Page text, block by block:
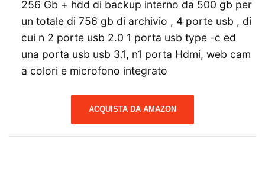
256 Gb + hdd di backup interno da 500 gb per
un totale di 756 gb di archivio , 4 porte usb , di
cui n 2 porte usb 2.0 1 porta usb type -c ed
una porta usb usb 3.1, n1 porta Hdmi, web cam
a colori e microfono integrato
ACQUISTA DA AMAZON